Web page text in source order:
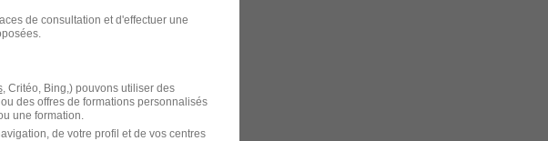
de consultation et d'effectuer une
, Critéo, Bing,) pouvons utiliser des
des offres de formations personnalisés
une formation.
de votre profil et de vos centres